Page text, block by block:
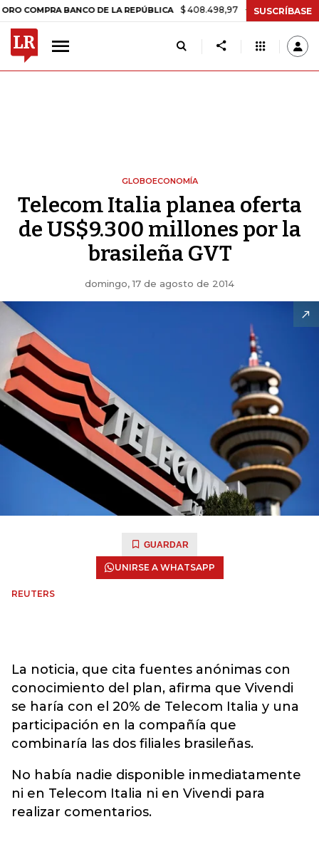
BANCO DE LA REPÚBLICA $ 408.498,97 +$ 8.753,81 +2,19%
SUSCRÍBASE
GLOBOECONOMÍA
Telecom Italia planea oferta
de US$9.300 millones por la
brasileña GVT
domingo, 17 de agosto de 2014
GUARDAR
UNIRSE A WHATSAPP
REUTERS
La noticia, que cita fuentes anónimas con
conocimiento del plan, afirma que Vivendi
se haría con el 20% de Telecom Italia y una
participación en la compañía que
combinaría las dos filiales brasileñas.
No había nadie disponible inmediatamente
ni en Telecom Italia ni en Vivendi para
realizar comentarios.